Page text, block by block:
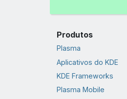
Produtos
Plasma
Aplicativos do KDE
KDE Frameworks
Plasma Mobile